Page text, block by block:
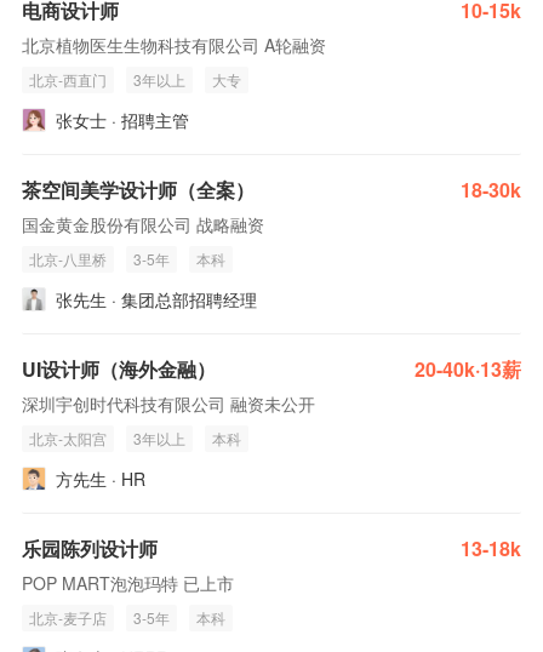
电商设计师 10-15k
北京植物医生生物科技有限公司 A轮融资
北京-西直门 3年以上 大专
张女士 · 招聘主管
茶空间美学设计师（全案） 18-30k
国金黄金股份有限公司 战略融资
北京-八里桥 3-5年 本科
张先生 · 集团总部招聘经理
UI设计师（海外金融） 20-40k·13薪
深圳宇创时代科技有限公司 融资未公开
北京-太阳宫 3年以上 本科
方先生 · HR
乐园陈列设计师 13-18k
POP MART泡泡玛特 已上市
北京-麦子店 3-5年 本科